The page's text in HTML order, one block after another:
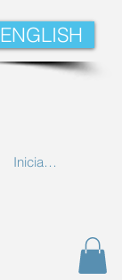
ENGLISH
Iniciar sesión